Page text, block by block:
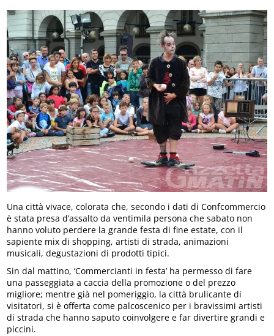
Una città vivace, colorata che, secondo i dati di Confcommercio
è stata presa d’assalto da ventimila persona che sabato non
hanno voluto perdere la grande festa di fine estate, con il
sapiente mix di shopping, artisti di strada, animazioni
musicali, degustazioni di prodotti tipici.
Sin dal mattino, ‘Commercianti in festa’ ha permesso di fare
una passeggiata a caccia della promozione o del prezzo
migliore; mentre già nel pomeriggio, la città brulicante di
visitatori, si è offerta come palcoscenico per i bravissimi artisti
di strada che hanno saputo coinvolgere e far divertire grandi e
piccini.